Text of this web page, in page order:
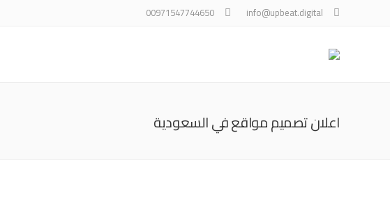
info@upbeat.digital
00971547744650
اعلان تصميم مواقع في السعودية